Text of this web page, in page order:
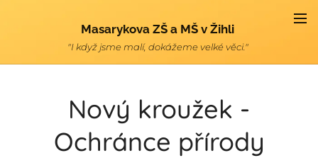
Masarykova ZŠ a MŠ v Žihli
"I když jsme malí, dokážeme velké věci."
Nový kroužek -
Ochránce přírody